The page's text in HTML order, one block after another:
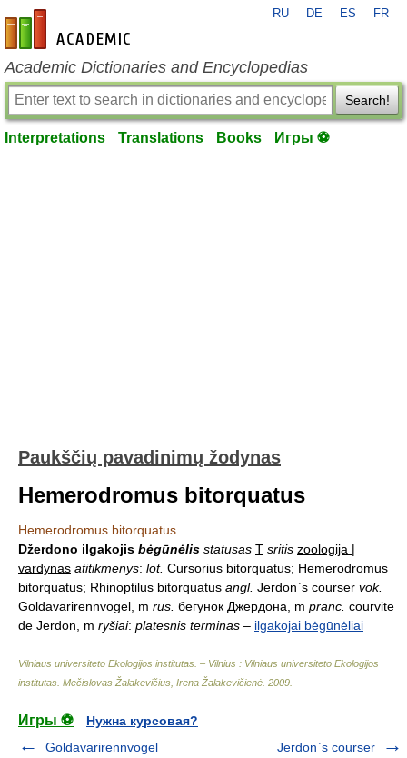
en-academic.com
RU DE ES FR
Academic Dictionaries and Encyclopedias
Search!
Interpretations Translations Books Игры ⚽
Paukščių pavadinimų žodynas
Hemerodromus bitorquatus
Hemerodromus bitorquatus
Džerdono ilgakojis bėgūnėlis statusas T sritis zoologija |
vardynas atitikmenys: lot. Cursorius bitorquatus; Hemerodromus
bitorquatus; Rhinoptilus bitorquatus angl. Jerdon`s courser vok.
Goldavarirennvogel, m rus. бегунок Джердона, m pranc. courvite
de Jerdon, m ryšiai: platesnis terminas – ilgakojai bėgūnėliai
Vilniaus universiteto Ekologijos institutas. – Vilnius : Vilniaus universiteto Ekologijos
institutas Mečislovas Žalakevičius, Irena Žalakevičienė 2009
Игры ⚽
Нужна курсовая?
Goldavarirennvogel
Jerdon`s courser